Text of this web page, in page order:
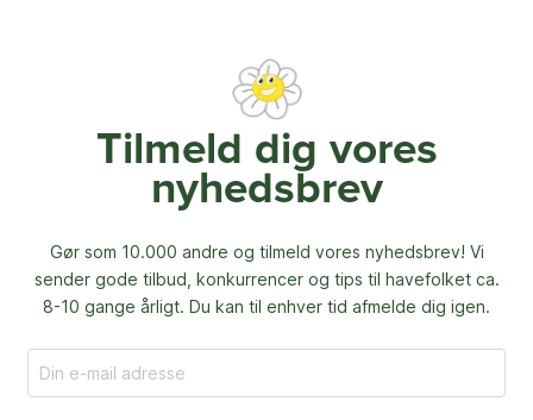
Tilmeld dig vores
nyhedsbrev
Gør som 10.000 andre og tilmeld vores nyhedsbrev! Vi
sender gode tilbud, konkurrencer og tips til havefolket ca.
8-10 gange årligt. Du kan til enhver tid afmelde dig igen.